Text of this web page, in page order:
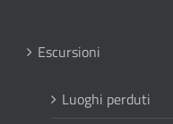
Escursioni
Luoghi perduti